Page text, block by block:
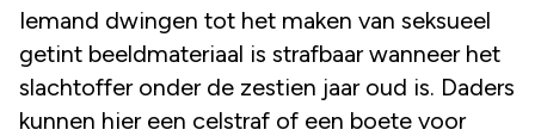
Iemand dwingen tot het maken van seksueel
getint beeldmateriaal is strafbaar wanneer het
slachtoffer onder de zestien jaar oud is. Daders
kunnen hier een celstraf of een boete voor